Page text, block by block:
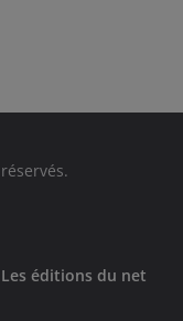
éditions du net